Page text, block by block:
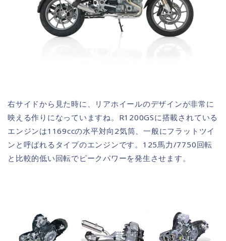
右サイドから見た時に、リアホイールのデザインが非常に
映える作りになっていますね。R1200GSに搭載されている
エンジンは1169ccの水平対向2気筒、一般にフラットツイ
ンと呼ばれるタイプのエンジンです。125馬力/7750回転
と比較的低い回転でピークパワーを発生させます。